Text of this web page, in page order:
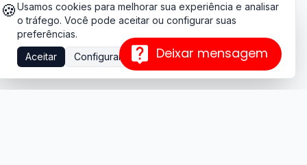
Deixar mensagem
🍪Usamos cookies para melhorar sua experiência e analisar
o tráfego. Você pode aceitar ou configurar suas
preferências.
Aceitar
Configurar